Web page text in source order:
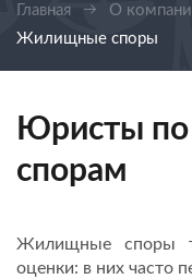
Главная О
Жилищные споры
Юристы
спорам
Жилищные споры
оценки: в них часто